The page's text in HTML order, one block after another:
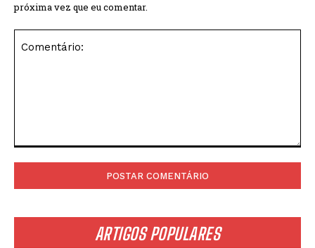
ARTIGOS POPULARES
próxima vez que eu comentar.